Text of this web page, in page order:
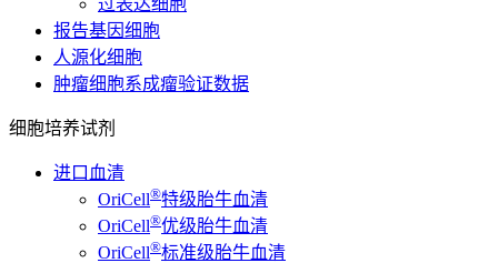
过表达细胞
报告基因细胞
人源化细胞
肿瘤细胞系成瘤验证数据
细胞培养试剂
进口血清
OriCell®特级胎牛血清
OriCell®优级胎牛血清
OriCell®标准级胎牛血清